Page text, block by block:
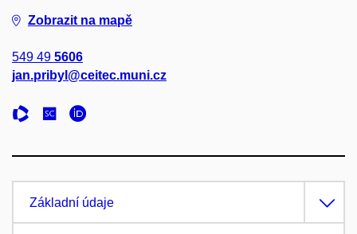
Zobrazit na mapě
549 49 5606
jan.pribyl@ceitec.muni.cz
Základní údaje